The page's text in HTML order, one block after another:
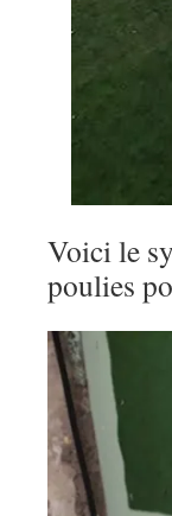
Voici le
poulies